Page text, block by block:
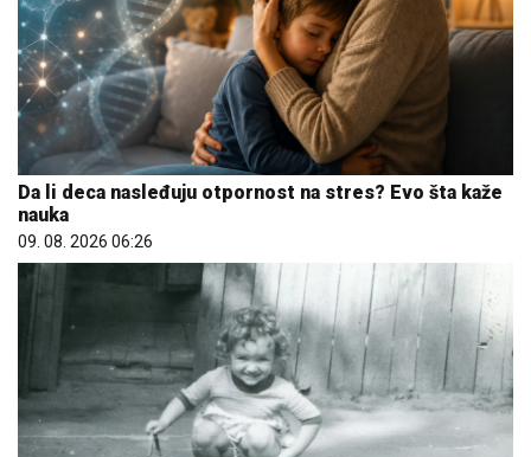
Da li deca nasleđuju otpornost na stres? Evo šta kaže
nauka
09. 08. 2026 06:26